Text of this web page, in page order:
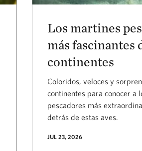
Los martines
más fascinantes
continentes
Coloridos, veloces y
continentes para conocer a
pescadores más
detrás de estas aves.
JUL 23, 2026